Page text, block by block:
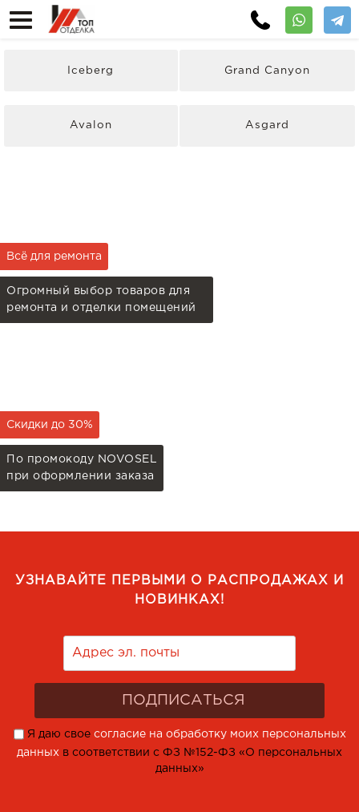
Iceberg Grand Canyon
Avalon Asgard
Всё для ремонта
Огромный выбор товаров для
ремонта и отделки помещений
Скидки до 30%
По промокоду NOVOSEL
при оформлении заказа
УЗНАВАЙТЕ ПЕРВЫМИ О РАСПРОДАЖАХ И
НОВИНКАХ!
Я даю свое согласие на обработку моих персональных
данных в соответствии с ФЗ №152-ФЗ «О персональных
данных»